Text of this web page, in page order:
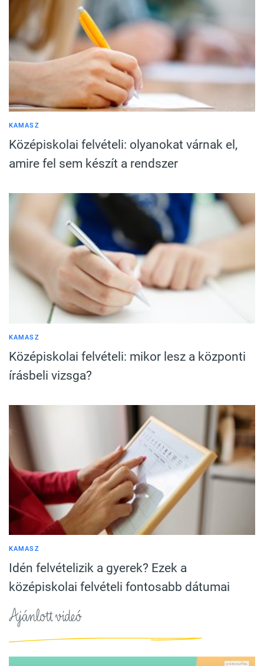
KAMASZ
Középiskolai felvételi: olyanokat várnak el,
amire fel sem készít a rendszer
KAMASZ
Középiskolai felvételi: mikor lesz a központi
írásbeli vizsga?
KAMASZ
Idén felvételizik a gyerek? Ezek a
középiskolai felvételi fontosabb dátumai
Ajánlott videó